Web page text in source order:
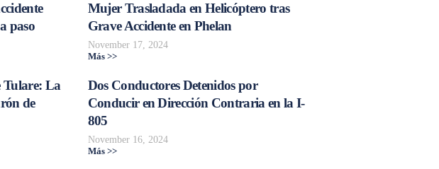
paso
Mujer Trasladada en Helicóptero tras
Grave Accidente en Phelan
November 17, 2024
Más >>
Tulare: La
de
Dos Conductores Detenidos por
Conducir en Dirección Contraria en la I-
805
November 16, 2024
Más >>